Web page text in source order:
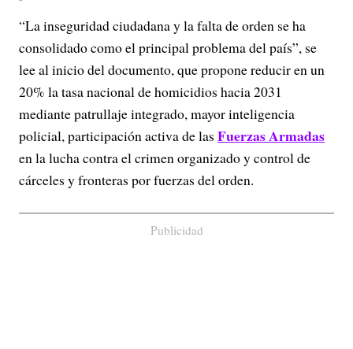
“La inseguridad ciudadana y la falta de orden se ha
consolidado como el principal problema del país”, se
lee al inicio del documento, que propone reducir en un
20% la tasa nacional de homicidios hacia 2031
mediante patrullaje integrado, mayor inteligencia
policial, participación activa de las Fuerzas Armadas
en la lucha contra el crimen organizado y control de
cárceles y fronteras por fuerzas del orden.
Publicidad